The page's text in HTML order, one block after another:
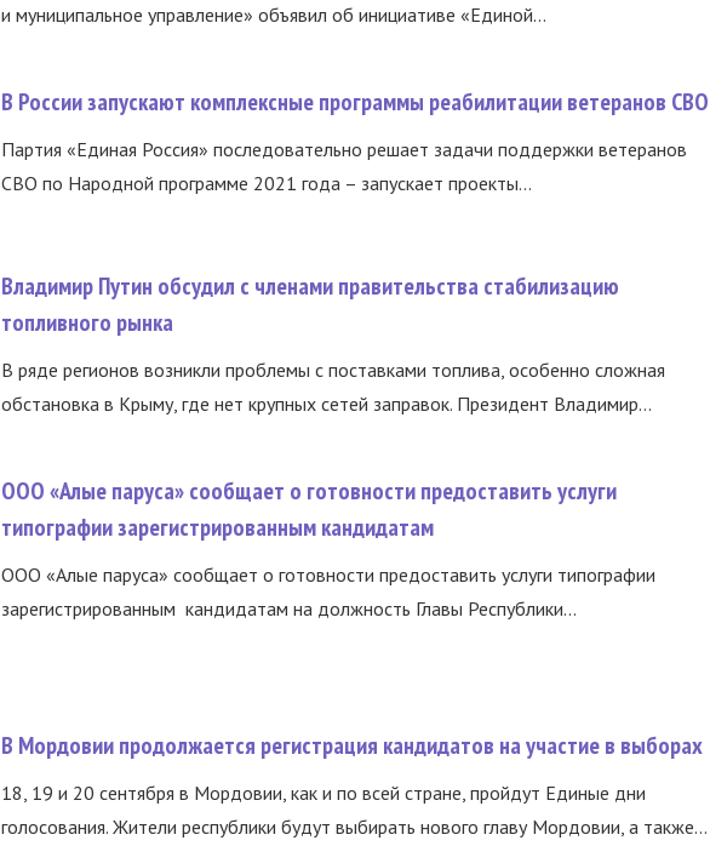
и муниципальное управление» объявил об инициативе «Единой...
В России запускают комплексные программы реабилитации ветеранов СВО
Партия «Единая Россия» последовательно решает задачи поддержки ветеранов
СВО по Народной программе 2021 года – запускает проекты...
Владимир Путин обсудил с членами правительства стабилизацию
топливного рынка
В ряде регионов возникли проблемы с поставками топлива, особенно сложная
обстановка в Крыму, где нет крупных сетей заправок. Президент Владимир...
ООО «Алые паруса» сообщает о готовности предоставить услуги
типографии зарегистрированным кандидатам
ООО «Алые паруса» сообщает о готовности предоставить услуги типографии
зарегистрированным кандидатам на должность Главы Республики...
В Мордовии продолжается регистрация кандидатов на участие в выборах
18, 19 и 20 сентября в Мордовии, как и по всей стране, пройдут Единые дни
голосования. Жители республики будут выбирать нового главу Мордовии, а также...